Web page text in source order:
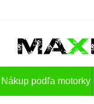
Nákup podľa motorky